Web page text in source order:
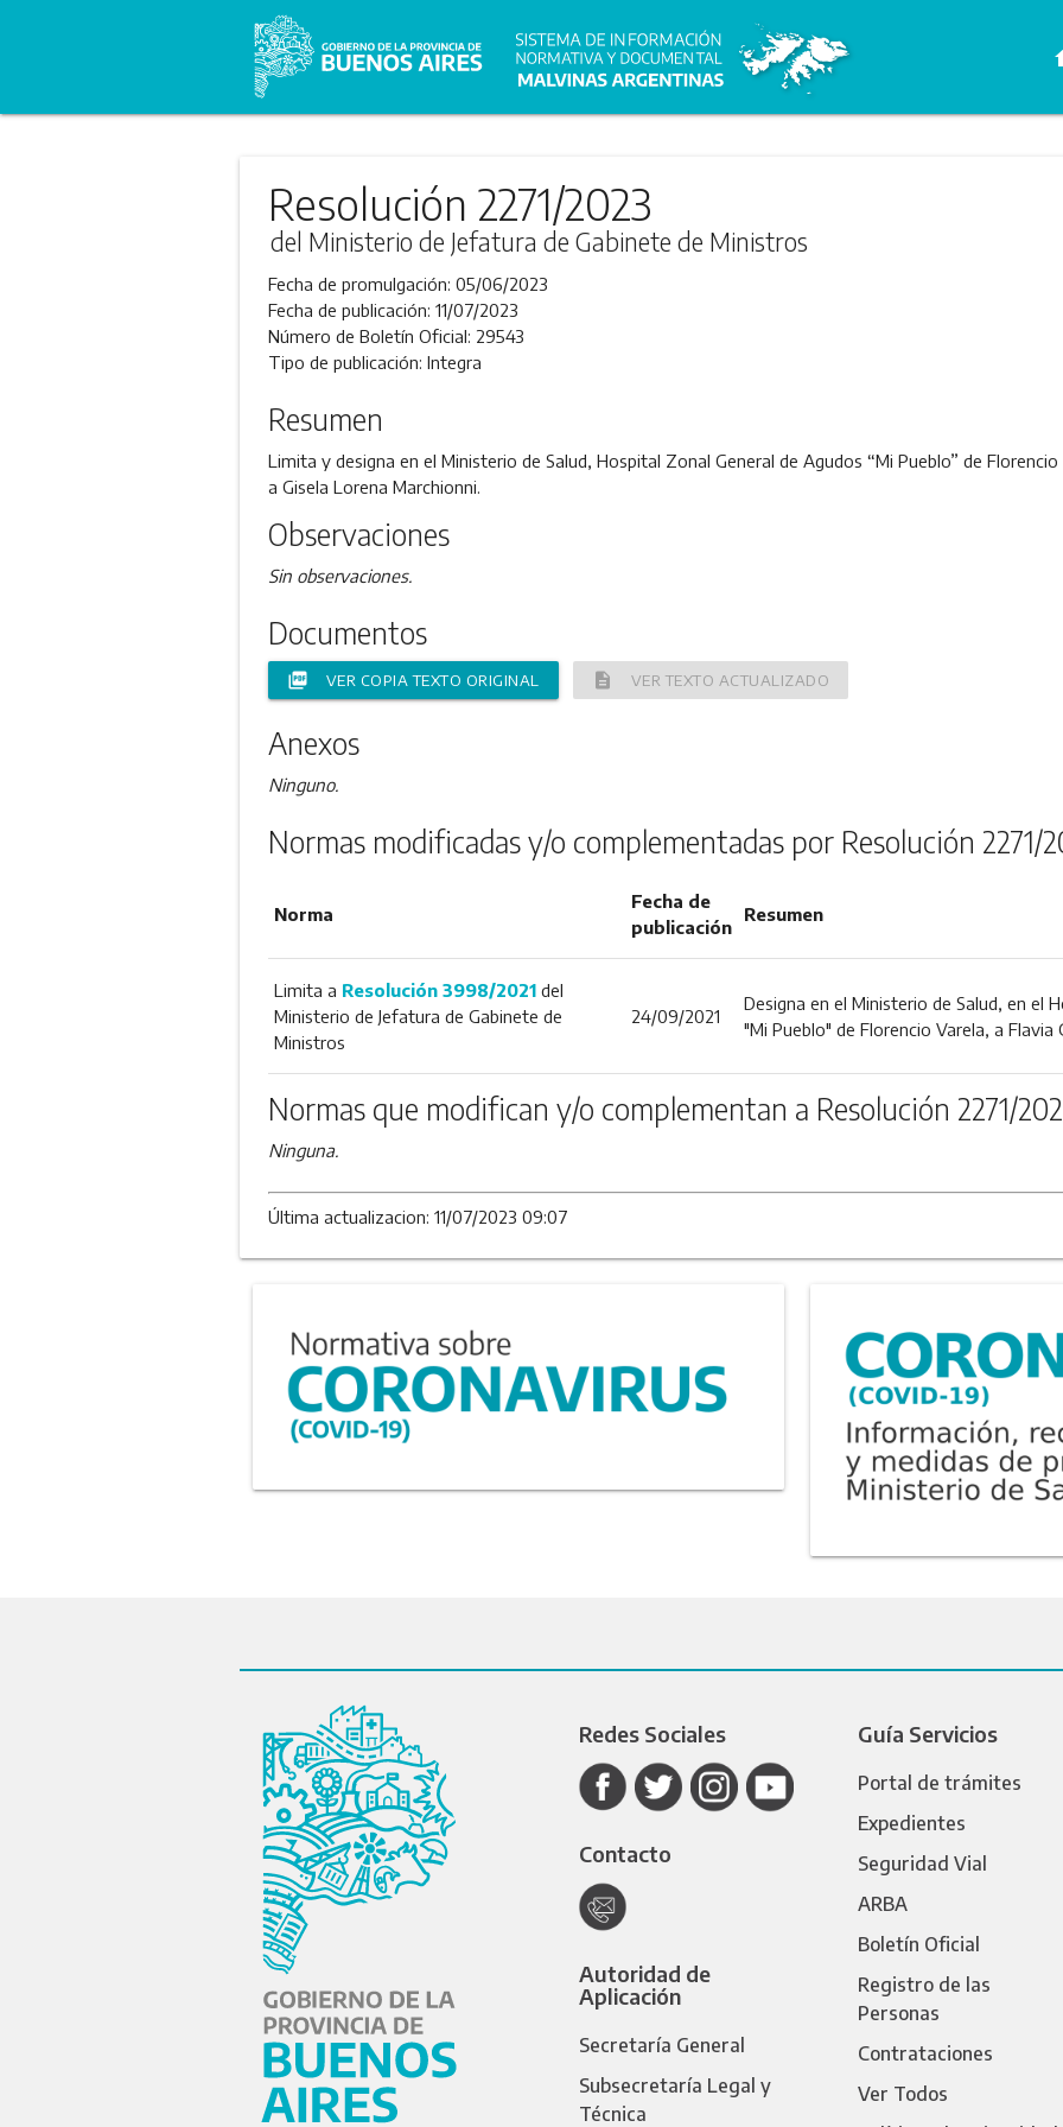
Resolución 2271/2023
del Ministerio de Jefatura de Gabinete de Ministros
Fecha de promulgación: 05/06/2023
Fecha de publicación: 11/07/2023
Número de Boletín Oficial: 29543
Tipo de publicación: Integra
Resumen
Limita y designa en el Ministerio de Salud, Hospital Zonal General de Agudos “Mi Pueblo” de
a Gisela Lorena Marchionni.
Observaciones
Sin observaciones.
Documentos
picture_as_pdf VER COPIA TEXTO ORIGINAL description VER TEXTO ACTUALIZADO
Anexos
Ninguno.
Normas modificadas y/o complementadas por Resolución 2271/
Norma
Fecha de
publicación
Resumen
Limita a Resolución 3998/2021del
Ministerio de Jefatura de Gabinete de
Ministros
24/09/2021
Designa en el Ministerio de Salud, en el
"Mi Pueblo" de Florencio Varela, a Flavia
Normas que modifican y/o complementan a Resolución 2271/
Ninguna.
Última actualizacion: 11/07/2023 09:07
Redes Sociales
Contacto
Autoridad de
Aplicación
Secretaría General
Subsecretaría Legal y
Técnica
Guía Servicios
Portal de trámites
Expedientes
Seguridad Vial
ARBA
Boletín Oficial
Registro de las
Personas
Contrataciones
Ver Todos